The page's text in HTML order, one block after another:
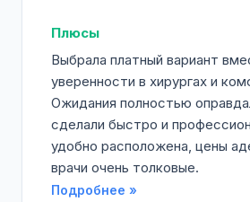
Плюсы
Выбрала платный вариант
уверенности в хирургах и
Ожидания полностью
сделали быстро и
удобно расположена, цены
врачи очень толковые.
Подробнее »